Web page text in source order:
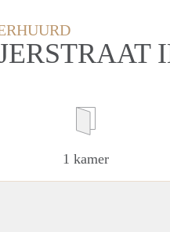
1 kamer